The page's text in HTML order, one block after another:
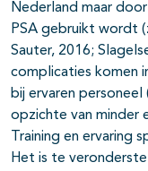
Nederland maar
PSA gebruikt wordt
Sauter, 2016;
complicaties komen
bij ervaren
opzichte van minder
Training en ervaring
Het is te